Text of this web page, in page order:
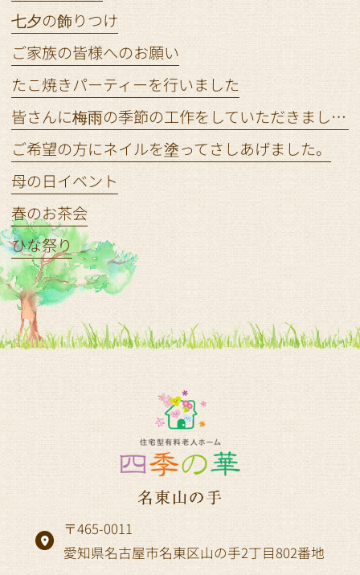
七夕の飾りつけ
ご家族の皆様へのお願い
たこ焼きパーティーを行いました
皆さんに梅雨の季節の工作をしていただきました。
ご希望の方にネイルを塗ってさしあげました。
母の日イベント
春のお茶会
ひな祭り
〒465-0011
愛知県名古屋市名東区山の手2丁目802番地